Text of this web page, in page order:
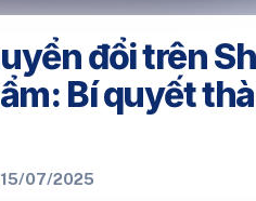
đổi trên
Bí quyết
07/2025